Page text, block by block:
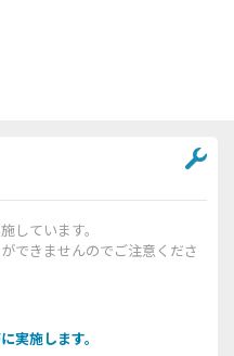
しています。
できませんのでご注意くださ
実施します。